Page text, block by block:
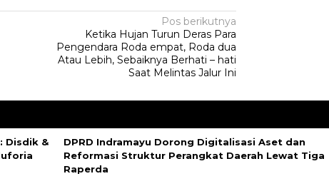
Pos berikutnya
Ketika Hujan Turun Deras Para
Pengendara Roda empat, Roda dua
Atau Lebih, Sebaiknya Berhati – hati
Saat Melintas Jalur Ini
Disdik &
DPRD Indramayu Dorong Digitalisasi Aset dan
Reformasi Struktur Perangkat Daerah Lewat Tiga
Raperda